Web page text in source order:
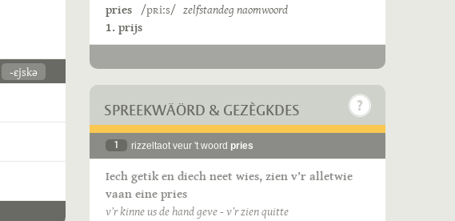
-ɛjskə
pries /pʀiːs/ zelfstandeg naomwoord
1. prijs
SPREEKWÄÖRD & GEZÈGKDES
1 rizzeltaot veur 't woord pries
Iech getik en diech neet wies, zien v’r alletwie
vaan eine pries
v’r kinne us de hand geve - v’r zien quitte